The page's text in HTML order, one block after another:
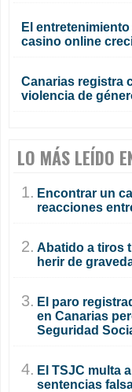
El
casino online
Canarias registra
violencia de
LO MÁS LEÍDO
1. Encontrar un
reacciones
2. Abatido a tiros
herir de
3. El paro
en Canarias
Seguridad
4. El TSJC multa
sentencias